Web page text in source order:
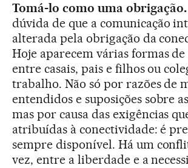
Tomá-lo como uma obrigação.
dúvida de que a comunicação
alterada pela obrigação da
Hoje aparecem várias formas
entre casais, pais e filhos ou
trabalho. Não só por razões de
entendidos e suposições sobre
mas por causa das exigências
atribuídas à conectividade: é
sempre disponível. Há um
vez, entre a liberdade e a